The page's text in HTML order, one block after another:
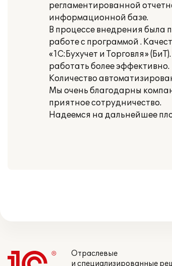
регламентированной
информационной базе.
В процессе внедрения была
работе с программой .
«1С:Бухучет и Торговля»
работать более эффективно.
Количество
Мы очень благодарны
приятное сотрудничество.
Надеемся на дальнейшее
Отраслевые
и специализированные